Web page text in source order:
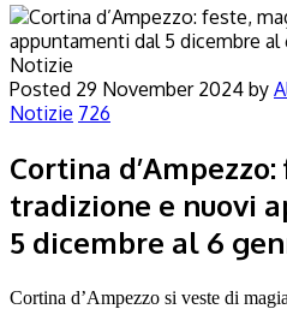
Notizie
Posted 29 November 2024 by
Notizie 726
Cortina
tradizione e nuovi
5 dicembre al 6
Cortina d’Ampezzo si veste di